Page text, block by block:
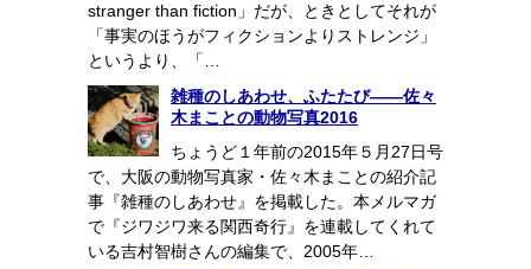
stranger than fiction」だが、ときとしてそれが
「事実のほうがフィクションよりストレンジ」
というより、「…
雑種のしあわせ、ふたたび――佐々
木まことの動物写真2016
ちょうど１年前の2015年５月27日号
で、大阪の動物写真家・佐々木まことの紹介記
事『雑種のしあわせ』を掲載した。本メルマガ
で『ジワジワ来る関西奇行』を連載してくれて
いる吉村智樹さんの編集で、2005年…